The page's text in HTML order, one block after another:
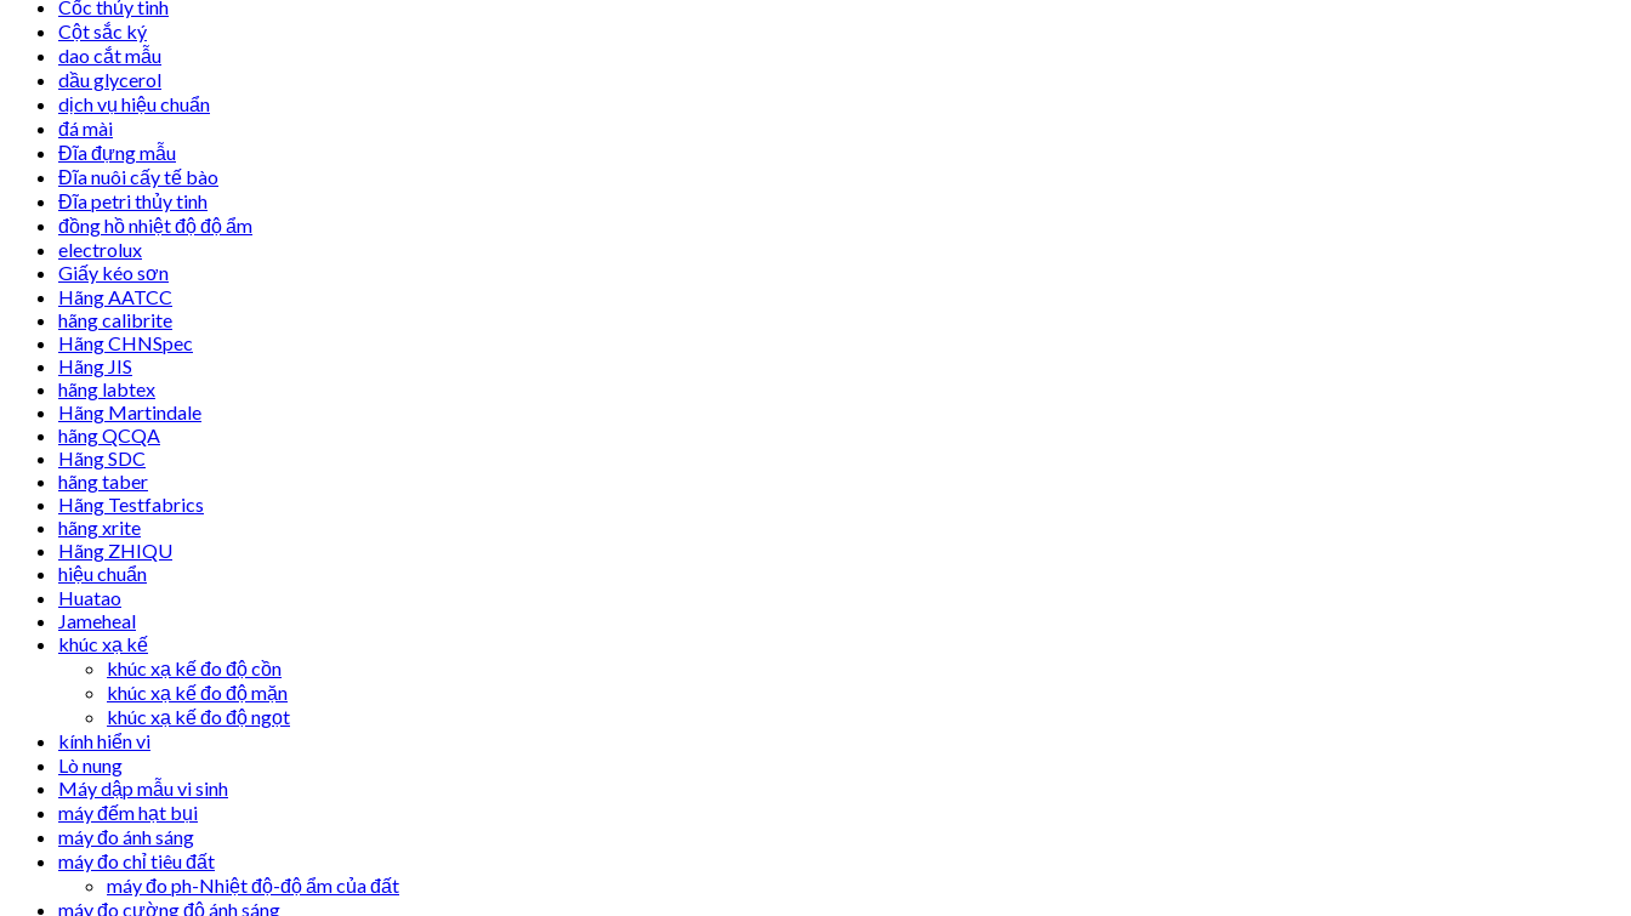
Cốc thủy tinh
Cột sắc ký
dao cắt mẫu
dầu glycerol
dịch vụ hiệu chuẩn
đá mài
Đĩa đựng mẫu
Đĩa nuôi cấy tế bào
Đĩa petri thủy tinh
đồng hồ nhiệt độ độ ẩm
electrolux
Giấy kéo sơn
Hãng AATCC
hãng calibrite
Hãng CHNSpec
Hãng JIS
hãng labtex
Hãng Martindale
hãng QCQA
Hãng SDC
hãng taber
Hãng Testfabrics
hãng xrite
Hãng ZHIQU
hiệu chuẩn
Huatao
Jameheal
khúc xạ kế
khúc xạ kế đo độ cồn
khúc xạ kế đo độ mặn
khúc xạ kế đo độ ngọt
kính hiển vi
Lò nung
Máy dập mẫu vi sinh
máy đếm hạt bụi
máy đo ánh sáng
máy đo chỉ tiêu đất
máy đo ph-Nhiệt độ-độ ẩm của đất
máy đo cường độ ánh sáng